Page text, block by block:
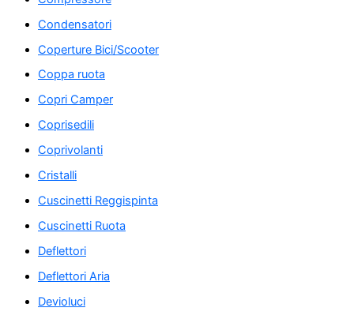
Condensatori
Coperture Bici/Scooter
Coppa ruota
Copri Camper
Coprisedili
Coprivolanti
Cristalli
Cuscinetti Reggispinta
Cuscinetti Ruota
Deflettori
Deflettori Aria
Devioluci